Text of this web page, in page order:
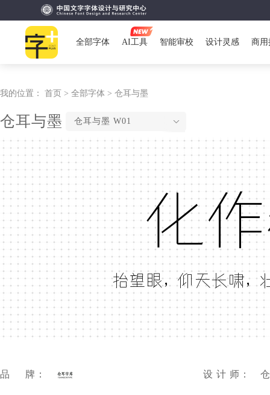
全部字体 AI工具 智能审校 设计灵感 商用
我的位置： 首页 > 全部字体 > 仓耳与墨
仓耳与墨 仓耳与墨 W01
化
抬望眼，仰天长啸，
品 牌： 设 计 师：